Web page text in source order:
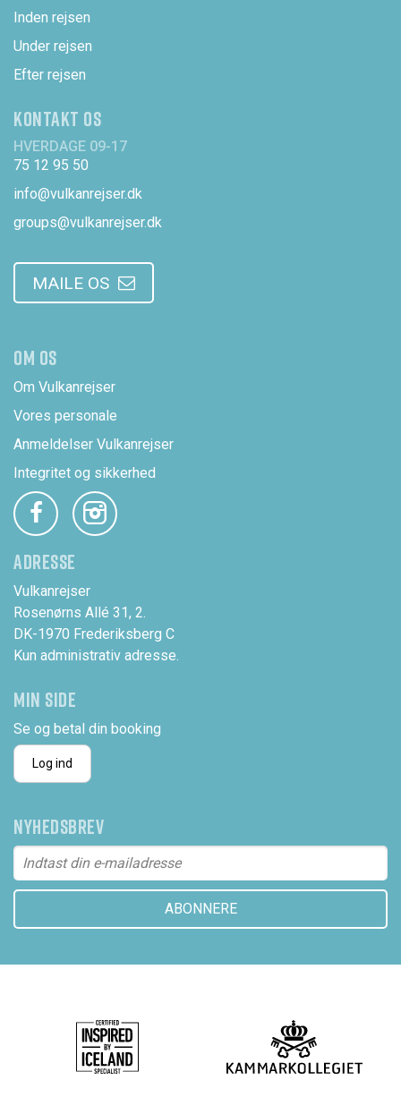
Inden rejsen
Under rejsen
Efter rejsen
KONTAKT OS
HVERDAGE 09-17
75 12 95 50
info@vulkanrejser.dk
groups@vulkanrejser.dk
MAILE OS
OM OS
Om Vulkanrejser
Vores personale
Anmeldelser Vulkanrejser
Integritet og sikkerhed
ADRESSE
Vulkanrejser
Rosenørns Allé 31, 2.
DK-1970 Frederiksberg C
Kun administrativ adresse.
MIN SIDE
Se og betal din booking
Log ind
NYHEDSBREV